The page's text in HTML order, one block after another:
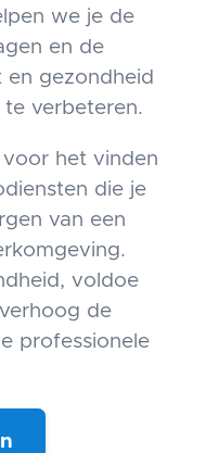
we je de
en de
gezondheid
verbeteren.
het vinden
die je
van een
voldoe
de
professionele